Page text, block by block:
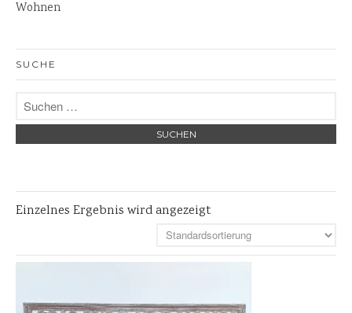
Wohnen
SUCHE
Einzelnes Ergebnis wird angezeigt